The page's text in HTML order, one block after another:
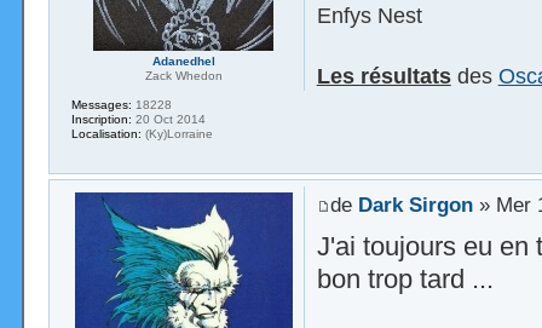
Enfys Nest
Les résultatsdes
Adanedhel
Zack Whedon
Messages: 18228
Inscription: 20 Oct 2014
Localisation: (Ky)Lorraine
de Dark Sirgon» Mer
J'ai toujours eu en
bon trop tard ...